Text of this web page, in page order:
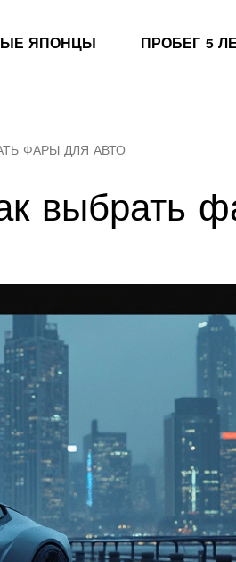
ЯПОНЦЫ ПРОБЕГ 5
ФАРЫ ДЛЯ АВТО
выбрать